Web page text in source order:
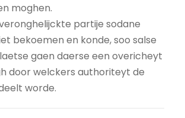
moghen.
partije sodane
bekoemen en konde, soo salse
gaen daerse een overicheyt
door welckers authoriteyt de
worde.